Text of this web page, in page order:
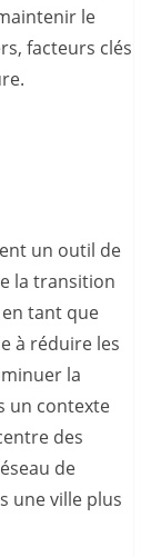
le
facteurs clés
un outil de
la transition
tant que
à réduire les
la
un contexte
des
de
une ville plus